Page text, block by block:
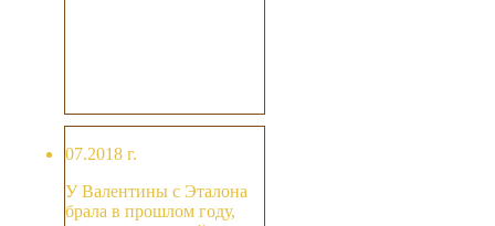
07.2018 г.
У Валентины с Эталона
брала в прошлом году,